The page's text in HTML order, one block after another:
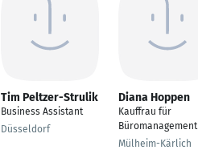
Tim Peltzer-Strulik
Business Assistant
Düsseldorf
Diana Hoppen
Kauffrau für
Büromanagement
Mülheim-Kärlich